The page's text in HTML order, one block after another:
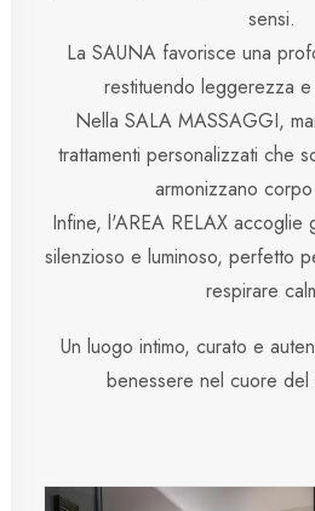
sensi.
La SAUNA favorisce una
restituendo leggerezza
Nella SALA MASSAGGI,
trattamenti personalizzati che
armonizzano
Infine, l'AREA RELAX accoglie
silenzioso e luminoso, perfetto
respirare
Un luogo intimo, curato e
benessere nel cuore del